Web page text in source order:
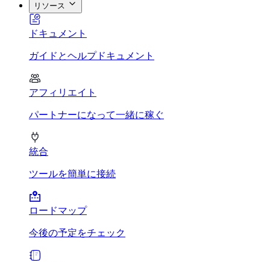
リソース
ドキュメント
ガイドとヘルプドキュメント
アフィリエイト
パートナーになって一緒に稼ぐ
統合
ツールを簡単に接続
ロードマップ
今後の予定をチェック